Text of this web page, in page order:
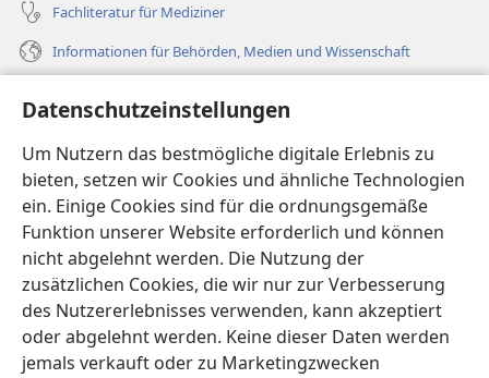
Datenschutzeinstellungen
Um Nutzern das bestmögliche digitale Erlebnis zu
bieten, setzen wir Cookies und ähnliche Technologien
ein. Einige Cookies sind für die ordnungsgemäße
Funktion unserer Website erforderlich und können
nicht abgelehnt werden. Die Nutzung der
zusätzlichen Cookies, die wir nur zur Verbesserung
des Nutzererlebnisses verwenden, kann akzeptiert
oder abgelehnt werden. Keine dieser Daten werden
jemals verkauft oder zu Marketingzwecken
Fachliteratur für Mediziner
Informationen für Behörden, Medien und Wissenschaft
Spenden
(öffnet
neues
Fenster)Wachtturm ONLINE-BIBLIOTHEK
(öffnet
neues
Fenster)JW Hub®
(öffnet
neues
Fenster)JW Library
Watchtower Library ®